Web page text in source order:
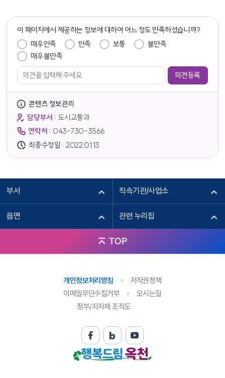
이 페이지에서 제공하는 정보에 대하여 어느 정도 만족하셨습니까?
매우만족 만족 보통
불만족
매우불만족
콘텐츠 정보관리
담당부서 : 도시교통과
연락처 : 043-730-3566
최종수정일 : 2022.01.13
부서 직속기관/사업소
읍면 관련 누리집
TOP
개인정보처리방침
저작권정책
이메일무단수집거부
오시는길
정부/지자체 조직도